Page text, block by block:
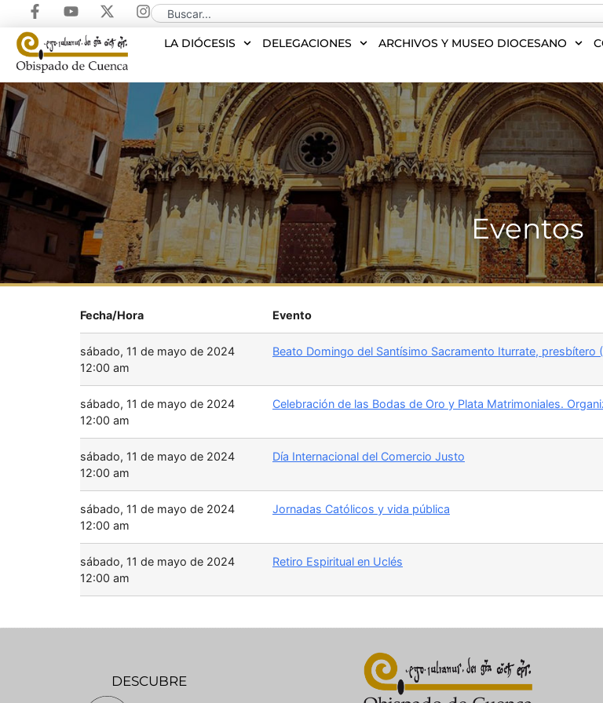
LA DIÓCESIS DELEGACIONES ARCHIVOS Y MUSEO DIOCESANO
Eventos
Fecha/Hora Evento
sábado, 11 de mayo de 2024
12:00 am
Beato Domingo del Santísimo Sacramento Iturrate, presbítero
sábado, 11 de mayo de 2024
12:00 am
Celebración de las Bodas de Oro y Plata Matrimoniales.
sábado, 11 de mayo de 2024
12:00 am
Día Internacional del Comercio Justo
sábado, 11 de mayo de 2024
12:00 am
Jornadas Católicos y vida pública
sábado, 11 de mayo de 2024
12:00 am
Retiro Espiritual en Uclés
DESCUBRE